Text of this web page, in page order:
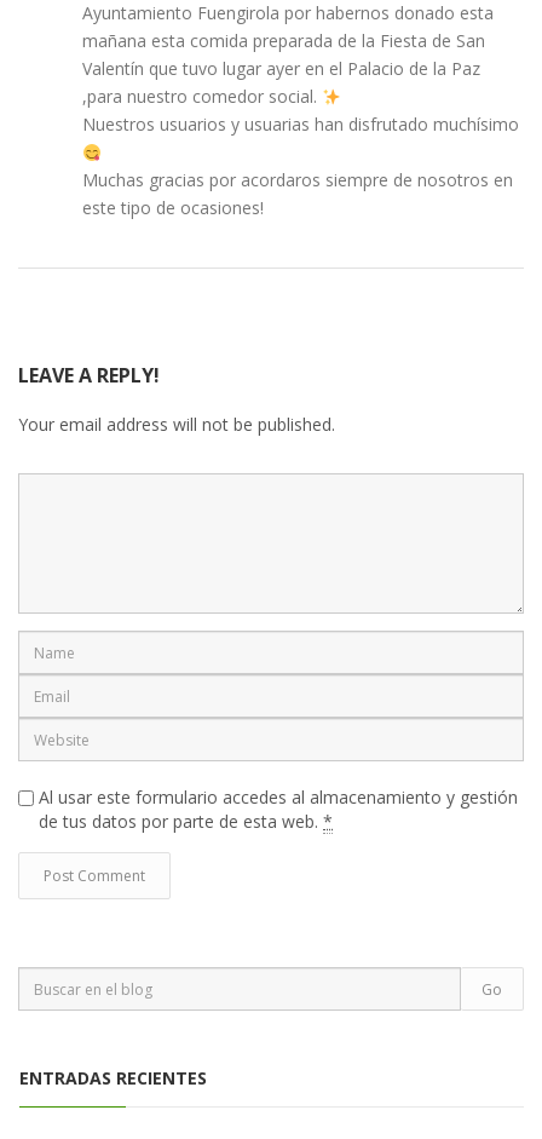
Ayuntamiento Fuengirola por habernos donado esta
mañana esta comida preparada de la Fiesta de San
Valentín que tuvo lugar ayer en el Palacio de la Paz
,para nuestro comedor social.
Nuestros usuarios y usuarias han disfrutado muchísimo
Muchas gracias por acordaros siempre de nosotros en
este tipo de ocasiones!
LEAVE A REPLY!
Your email address will not be published.
Al usar este formulario accedes al almacenamiento y gestión
de tus datos por parte de esta web. *
ENTRADAS RECIENTES